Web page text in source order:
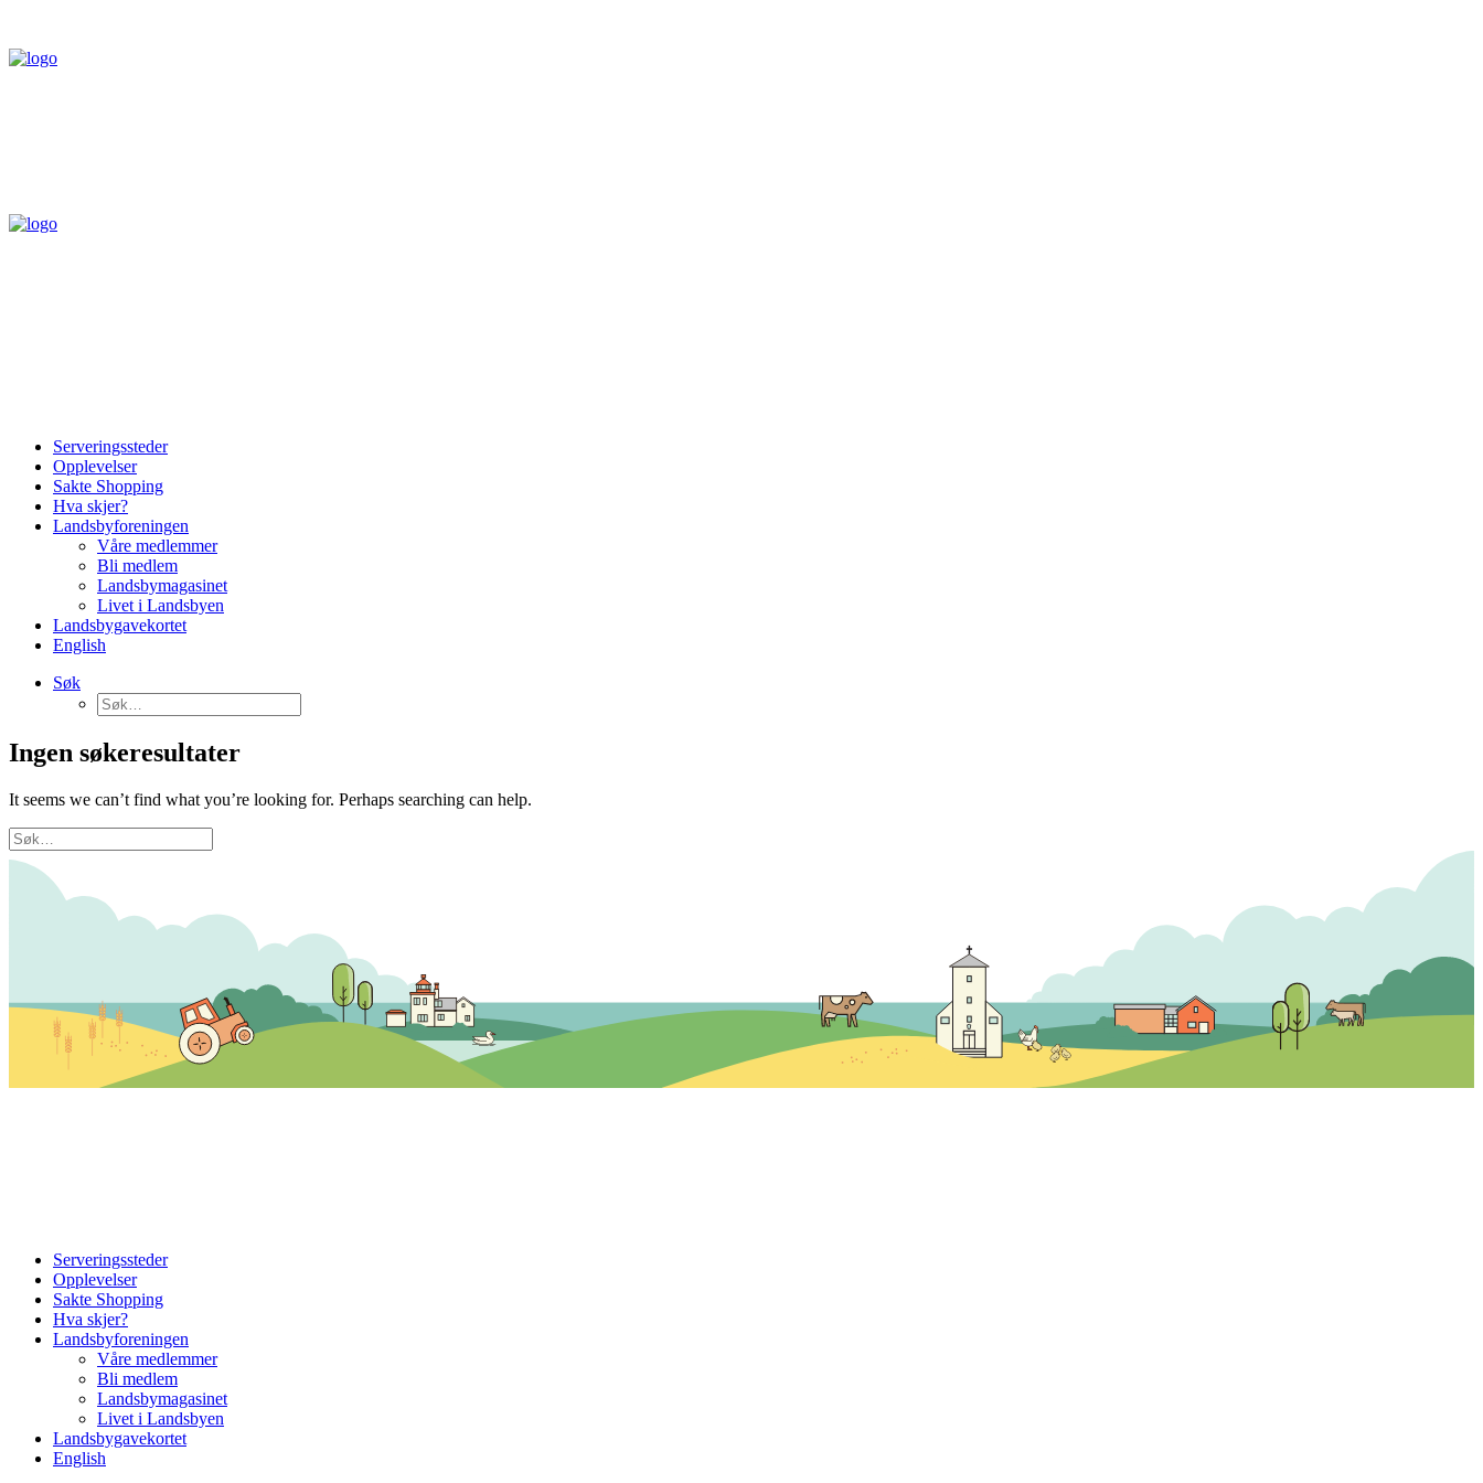
Serveringssteder
Opplevelser
Sakte Shopping
Hva skjer?
Landsbyforeningen
Våre medlemmer
Bli medlem
Landsbymagasinet
Livet i Landsbyen
Landsbygavekortet
English
Søk
Ingen søkeresultater
It seems we can’t find what you’re looking for. Perhaps searching can help.
Serveringssteder
Opplevelser
Sakte Shopping
Hva skjer?
Landsbyforeningen
Våre medlemmer
Bli medlem
Landsbymagasinet
Livet i Landsbyen
Landsbygavekortet
English